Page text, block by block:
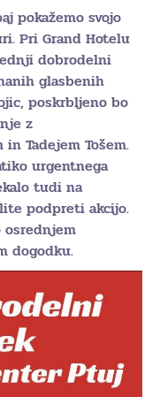
pokažemo svojo
Pri Grand Hotelu
dobrodelni
glasbenih
poskrbljeno bo
z
in Tadejem Tošem.
urgentnega
tudi na
podpreti akcijo.
dogodku.